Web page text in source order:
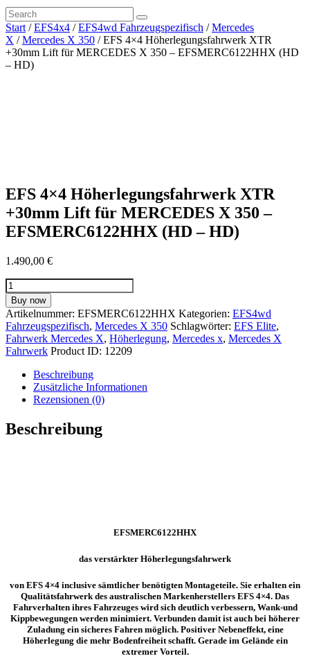
Start /EFS4x4 /EFS4wd Fahrzeugspezifisch /Mercedes
X /Mercedes X 350 / EFS 4×4 Höherlegungsfahrwerk XTR
+30mm Lift für MERCEDES X 350 – EFSMERC6122HHX (HD
– HD)
EFS 4×4 Höherlegungsfahrwerk XTR
+30mm Lift für MERCEDES X 350 –
EFSMERC6122HHX (HD – HD)
1.490,00 €
EFS
4x4
Höherlegungsfahrwerk
XTR
+30mm
Lift
für
MERCEDES
EFSMERC6122HHX
(HD
Buy now
Artikelnummer: EFSMERC6122HHX Kategorien: EFS4wd
Fahrzeugspezifisch, Mercedes X 350 Schlagwörter: EFS Elite,
Fahrwerk Mercedes X, Höherlegung, Mercedes x, Mercedes X
Fahrwerk Product ID: 12209
Beschreibung
Zusätzliche Informationen
Rezensionen (0)
Beschreibung
EFSMERC6122HHX
das verstärkter Höherlegungsfahrwerk
von EFS 4×4 inclusive sämtlicher benötigten Montageteile. Sie erhalten ein
Qualitätsfahrwerk des australischen Markenherstellers EFS 4×4. Das
Fahrverhalten ihres Fahrzeuges wird sich deutlich verbessern, Wank-und
Kippbewegungen werden minimiert. Verbunden damit ist auch bei höherer
Zuladung ein sicheres Fahren möglich. Positiver Nebeneffekt, eine
Höherlegung die mehr Bodenfreiheit schafft. Gerade im Gelände ein
extremer Vorteil.